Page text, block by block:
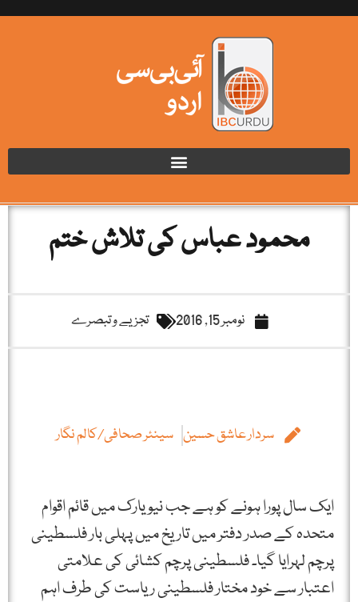
محمود عباس کی تلاش ختم
نومبر 15, 2016 تجزیے و تبصرے
سردار عاشق حسین سینئر صحافی/کالم نگار
ایک سال پورا ہونے کو ہے جب نیویارک میں قائم اقوام
متحدہ کے صدر دفتر میں تاریخ میں پہلی بار فلسطینی
پرچم لہرایا گیا۔ فلسطینی پرچم کشائی کی علامتی
اعتبار سے خود مختار فلسطینی ریاست کی طرف اہم